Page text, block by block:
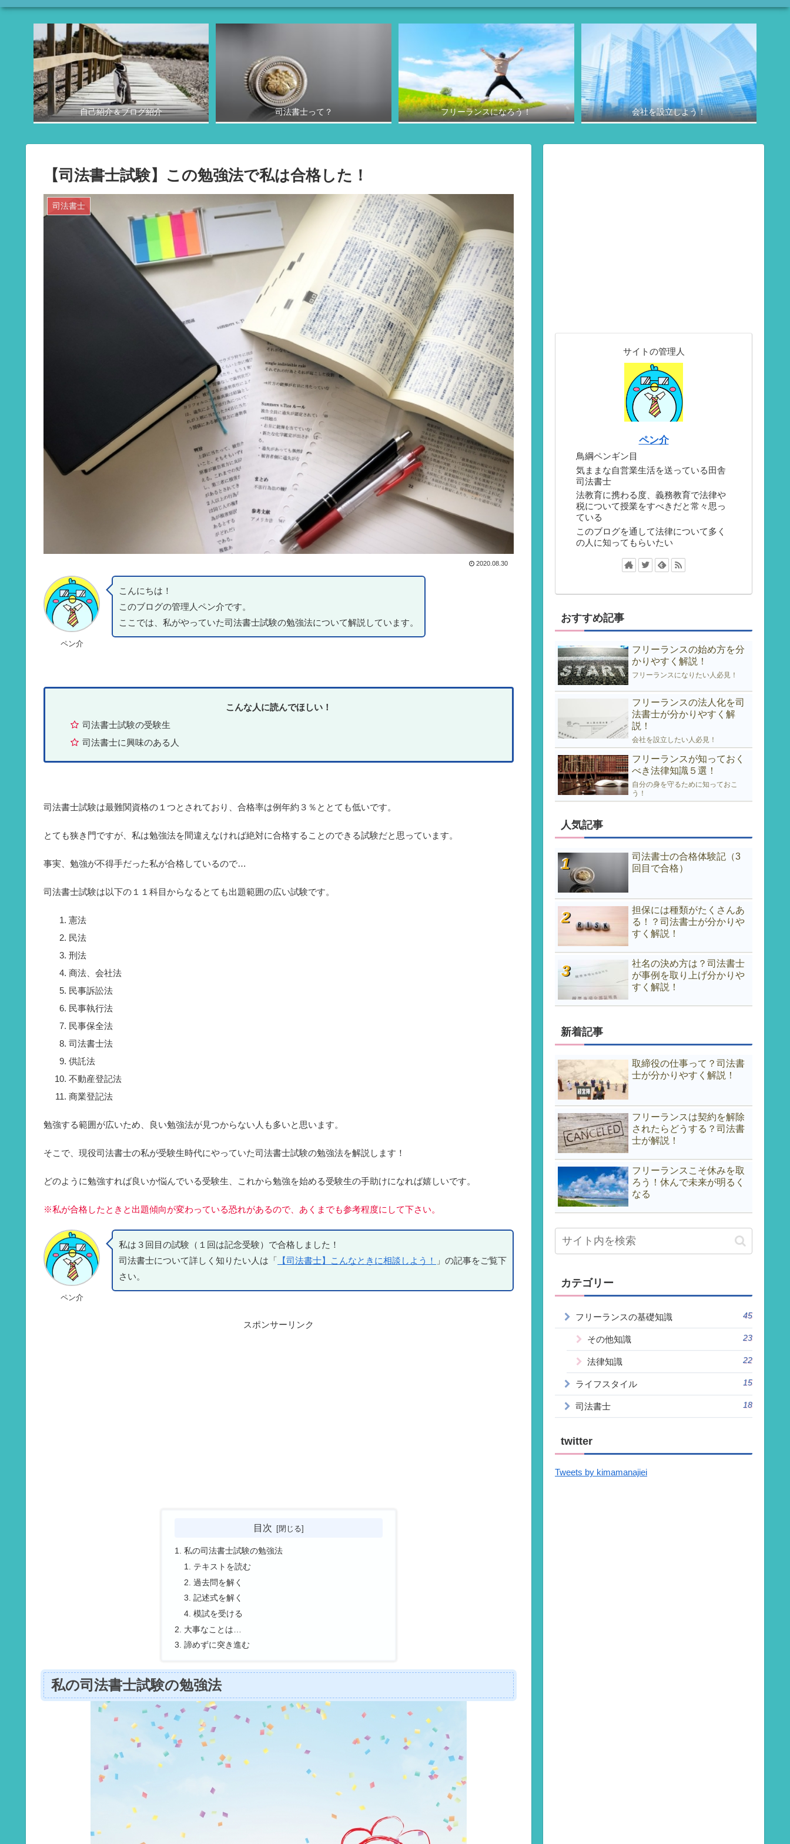
自己紹介＆ブログ紹介 司法書士って？ フリーランスになろう！ 会社を設立しよう！
【司法書士試験】この勉強法で私は合格した！
司法書士
2020.08.30
ペン介
こんにちは！
このブログの管理人ペン介です。
ここでは、私がやっていた司法書士試験の勉強法について解説しています。
こんな人に読んでほしい！
司法書士試験の受験生
司法書士に興味のある人
司法書士試験は最難関資格の１つとされており、合格率は例年約３％ととても低いです。
とても狭き門ですが、私は勉強法を間違えなければ絶対に合格することのできる試験だと思っています。
事実、勉強が不得手だった私が合格しているので…
司法書士試験は以下の１１科目からなるとても出題範囲の広い試験です。
憲法
民法
刑法
商法、会社法
民事訴訟法
民事執行法
民事保全法
司法書士法
供託法
不動産登記法
商業登記法
勉強する範囲が広いため、良い勉強法が見つからない人も多いと思います。
そこで、現役司法書士の私が受験生時代にやっていた司法書士試験の勉強法を解説します！
どのように勉強すれば良いか悩んでいる受験生、これから勉強を始める受験生の手助けになれば嬉しいです。
※私が合格したときと出題傾向が変わっている恐れがあるので、あくまでも参考程度にして下さい。
ペン介
私は３回目の試験（１回は記念受験）で合格しました！
司法書士について詳しく知りたい人は「 【司法書士】こんなときに相談しよう！
」の記事をご覧下
さい。
スポンサーリンク
目次
私の司法書士試験の勉強法
テキストを読む
過去問を解く
記述式を解く
模試を受ける
大事なことは…
諦めずに突き進む
私の司法書士試験の勉強法
サイトの管理人
ペン介
鳥綱ペンギン目
気ままな自営業生活を送っている田舎
司法書士
法教育に携わる度、義務教育で法律や
税について授業をすべきだと常々思っ
ている
このブログを通して法律について多く
の人に知ってもらいたい
おすすめ記事
フリーランスの始め方を分
かりやすく解説！
フリーランスになりたい人必見！
フリーランスの法人化を司
法書士が分かりやすく解
説！
会社を設立したい人必見！
フリーランスが知っておく
べき法律知識５選！
自分の身を守るために知っておこ
う！
人気記事
司法書士の合格体験記（3
回目で合格）
担保には種類がたくさんあ
る！？司法書士が分かりや
すく解説！
社名の決め方は？司法書士
が事例を取り上げ分かりや
すく解説！
新着記事
取締役の仕事って？司法書
士が分かりやすく解説！
フリーランスは契約を解除
されたらどうする？司法書
士が解説！
フリーランスこそ休みを取
ろう！休んで未来が明るく
なる
カテゴリー
フリーランスの基礎知識 45
その他知識 23
法律知識 22
ライフスタイル 15
司法書士 18
twitter
Tweets by kimamanajiei